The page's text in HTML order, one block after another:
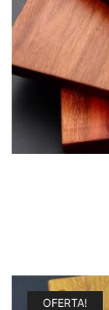
OFERTA!